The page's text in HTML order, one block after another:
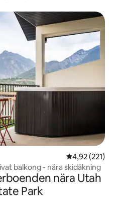
4,92 av 5 i
4,92 (221)
balkong - nära skidåkning
nära Utah
Park